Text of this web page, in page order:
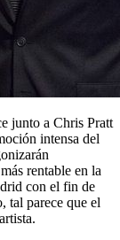
junto a Chris Pratt
intensa del
rentable en la
con el fin de
tal parece que el